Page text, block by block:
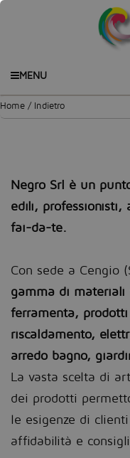
MENU
Home / Indietro
Negro Srl è un
edili, professionisti,
fai-da-te.
Con sede a Cengio
gamma di materiali
ferramenta,
riscaldamento,
arredo bagno,
La vasta scelta di
dei prodotti
le esigenze di
affidabilità e